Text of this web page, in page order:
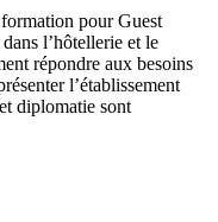
pour Guest
l’hôtellerie et le
répondre aux besoins
l’établissement
diplomatie sont